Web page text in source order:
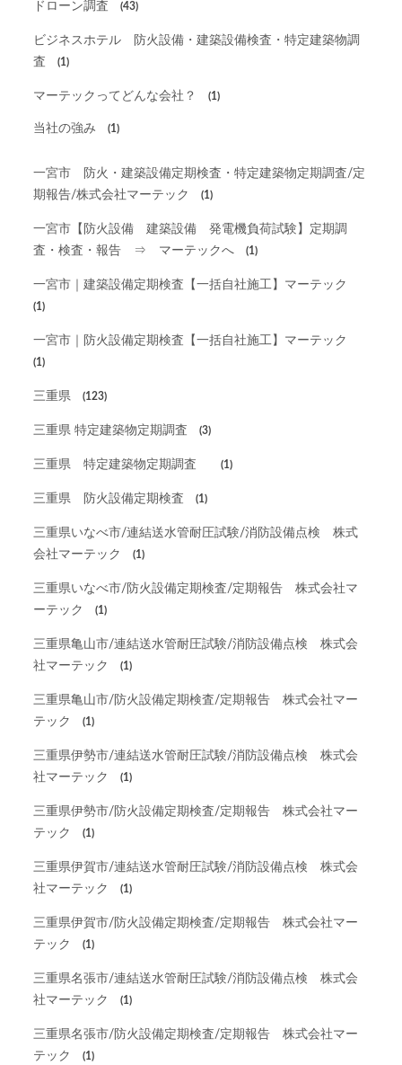
ドローン調査 (43)
ビジネスホテル 防火設備・建築設備検査・特定建築物調
査
(1)
マーテックってどんな会社？ (1)
当社の強み (1)
一宮市 防火・建築設備定期検査・特定建築物定期調査/定
期報告/株式会社マーテック
(1)
一宮市【防火設備 建築設備 発電機負荷試験】定期調
査・検査・報告 ⇒ マーテックへ
(1)
一宮市｜建築設備定期検査【一括自社施工】マーテック
(1)
一宮市｜防火設備定期検査【一括自社施工】マーテック
(1)
三重県 (123)
三重県 特定建築物定期調査 (3)
三重県 特定建築物定期調査 (1)
三重県 防火設備定期検査 (1)
三重県いなべ市/連結送水管耐圧試験/消防設備点検 株式
会社マーテック
(1)
三重県いなべ市/防火設備定期検査/定期報告 株式会社マ
ーテック
(1)
三重県亀山市/連結送水管耐圧試験/消防設備点検 株式会
社マーテック
(1)
三重県亀山市/防火設備定期検査/定期報告 株式会社マー
テック
(1)
三重県伊勢市/連結送水管耐圧試験/消防設備点検 株式会
社マーテック
(1)
三重県伊勢市/防火設備定期検査/定期報告 株式会社マー
テック
(1)
三重県伊賀市/連結送水管耐圧試験/消防設備点検 株式会
社マーテック
(1)
三重県伊賀市/防火設備定期検査/定期報告 株式会社マー
テック
(1)
三重県名張市/連結送水管耐圧試験/消防設備点検 株式会
社マーテック
(1)
三重県名張市/防火設備定期検査/定期報告 株式会社マー
テック
(1)